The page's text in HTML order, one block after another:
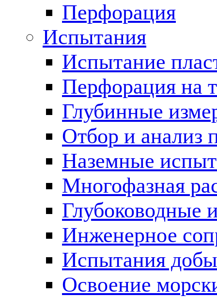
Перфорация
Испытания
Испытание
Перфорация на
Глубинные
Отбор и анализ
Наземные
Многофазная
Глубоководные
Инженерное
Испытания
Освоение